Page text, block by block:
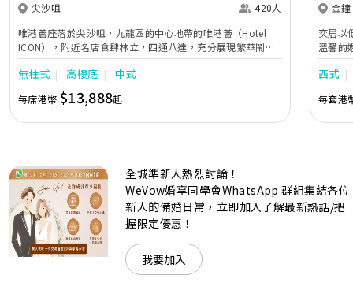
尖沙咀
420人
唯港薈座落於尖沙咀，九龍區的中心地帶的唯港薈（Hotel
ICON），附近名店食肆林立，四通八達，充分展現繁華鬧巿
中的活力個性，成為一眾準新人舉辦婚宴的熱門之選。專業團
隊由策劃統籌至所有婚宴每個細節，唯港薈都力臻完美，保證
讓您留下獨特的醉人回憶。 擁有時尚高樓頂的Silverbox宴會
廳，配置了全套先進的視聽影音及燈光設備配套，並採用極富
現代時尚感的水晶玻璃燈，演繹出與別不同的經典神韻。不論
準新人的個性及預算﹔保證為您打造夢寐以求的特別日子，令
賓客永誌難忘！
無柱式 高樓底 中式
每席港幣 $13,888起
金鐘
奕居以
溫馨的
團隊會
西式
每套港
全城準新人熱烈討論！
WeVow婚享同學會WhatsApp 群組集結各位
新人的備婚日常，立即加入了解最新熱話/把
握限定優惠！
我要加入